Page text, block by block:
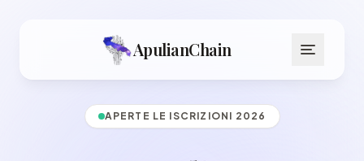
ApulianChain
APERTE LE ISCRIZIONI 2026